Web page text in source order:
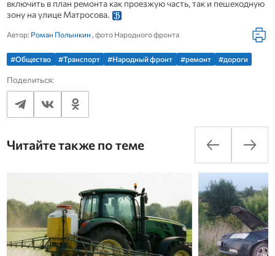
включить в план ремонта как проезжую часть, так и пешеходную
зону на улице Матросова.
Автор: Роман Полынкин , фото Народного фронта
#Общество #Транспорт #Народный фронт #ремонт #дороги
Поделиться:
Читайте также по теме